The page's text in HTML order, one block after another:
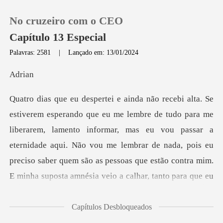
Loja
Histórico
Sair
No cruzeiro com o CEO
Capítulo 13 Especial
Palavras: 2581 |Lançado em: 13/01/2024
ri
rarem, lamento informar, mas eu vou passar a
eternidade aqui. Não vou me lembrar de nada, pois eu
preciso saber qu
Capítulos Desbloqueados